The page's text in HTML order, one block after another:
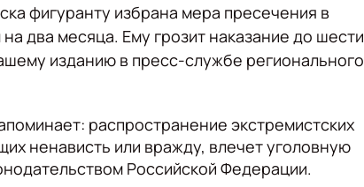
фигуранту избрана мера пресечения в
два месяца. Ему грозит наказание до шести
изданию в пресс-службе регионального
распространение экстремистских
ненависть или вражду, влечет уголовную
Российской Федерации.